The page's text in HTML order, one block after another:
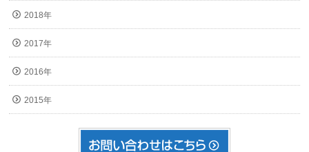
2018年
2017年
2016年
2015年